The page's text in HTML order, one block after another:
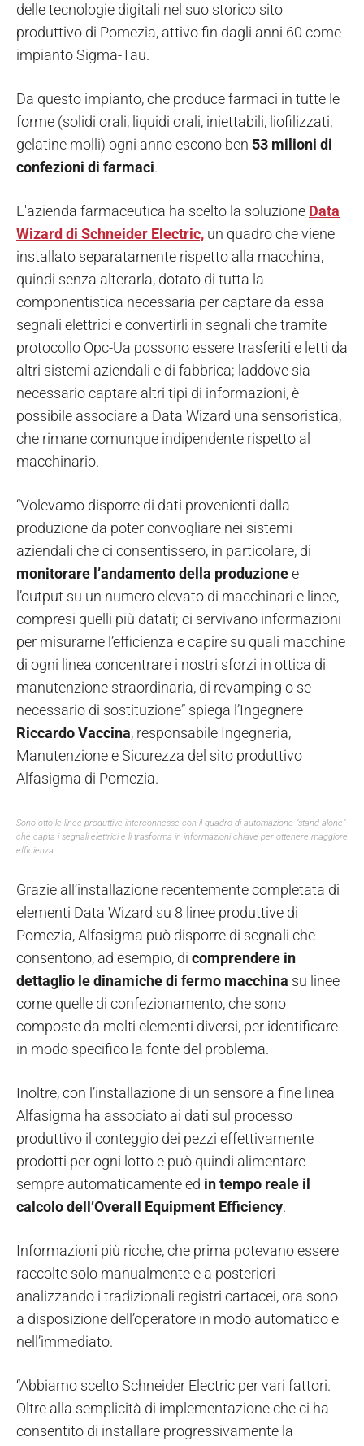
delle tecnologie digitali nel suo storico sito
produttivo di Pomezia, attivo fin dagli anni 60 come
impianto Sigma-Tau.
Da questo impianto, che produce farmaci in tutte le
forme (solidi orali, liquidi orali, iniettabili, liofilizzati,
gelatine molli) ogni anno escono ben 53 milioni di
confezioni di farmaci.
L'azienda farmaceutica ha scelto la soluzione Data
Wizard di Schneider Electric, un quadro che viene
installato separatamente rispetto alla macchina,
quindi senza alterarla, dotato di tutta la
componentistica necessaria per captare da essa
segnali elettrici e convertirli in segnali che tramite
protocollo Opc-Ua possono essere trasferiti e letti da
altri sistemi aziendali e di fabbrica; laddove sia
necessario captare altri tipi di informazioni, è
possibile associare a Data Wizard una sensoristica,
che rimane comunque indipendente rispetto al
macchinario.
“Volevamo disporre di dati provenienti dalla
produzione da poter convogliare nei sistemi
aziendali che ci consentissero, in particolare, di
monitorare l’andamento della produzionee
l’output su un numero elevato di macchinari e linee,
compresi quelli più datati; ci servivano informazioni
per misurarne l’efficienza e capire su quali macchine
di ogni linea concentrare i nostri sforzi in ottica di
manutenzione straordinaria, di revamping o se
necessario di sostituzione” spiega l’Ingegnere
Riccardo Vaccina, responsabile Ingegneria,
Manutenzione e Sicurezza del sito produttivo
Alfasigma di Pomezia.
Sono otto le linee produttive interconnesse con il quadro di automazione “stand alone”
che capta i segnali elettrici e li trasforma in informazioni chiave per ottenere maggiore
efficienza
Grazie all’installazione recentemente completata di
elementi Data Wizard su 8 linee produttive di
Pomezia, Alfasigma può disporre di segnali che
consentono, ad esempio, di comprendere in
dettaglio le dinamiche di fermo macchina su linee
come quelle di confezionamento, che sono
composte da molti elementi diversi, per identificare
in modo specifico la fonte del problema.
Inoltre, con l’installazione di un sensore a fine linea
Alfasigma ha associato ai dati sul processo
produttivo il conteggio dei pezzi effettivamente
prodotti per ogni lotto e può quindi alimentare
sempre automaticamente ed in tempo reale il
calcolo dell’Overall Equipment Efficiency.
Informazioni più ricche, che prima potevano essere
raccolte solo manualmente e a posteriori
analizzando i tradizionali registri cartacei, ora sono
a disposizione dell’operatore in modo automatico e
nell’immediato.
“Abbiamo scelto Schneider Electric per vari fattori.
Oltre alla semplicità di implementazione che ci ha
consentito di installare progressivamente la